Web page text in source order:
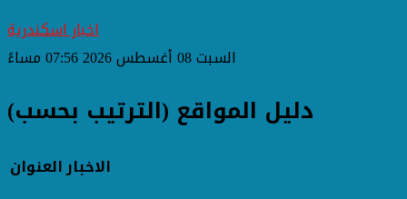
اخبار اسكندرية
السبت 08 أغسطس 2026 07:56 مساءً
دليل المواقع (الترتيب بحسب)
العنوانالاخبار